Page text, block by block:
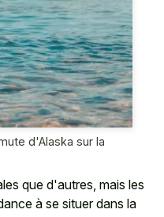
d'Alaska sur la
que d'autres, mais les
à se situer dans la